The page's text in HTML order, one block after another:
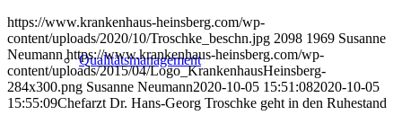
Qualitätsmanagement
https://www.krankenhaus-heinsberg.com/wp-
content/uploads/2020/10/Troschke_beschn.jpg 2098 1969 Susanne
Neumann https://www.krankenhaus-heinsberg.com/wp-
content/uploads/2015/04/Logo_KrankenhausHeinsberg-
284x300.png Susanne Neumann2020-10-05 15:51:082020-10-05
15:55:09Chefarzt Dr. Hans-Georg Troschke geht in den Ruhestand